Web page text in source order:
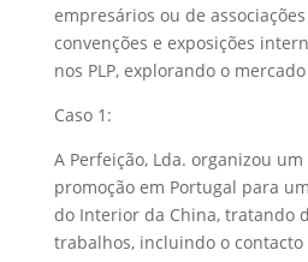
empresários ou de
convenções e exposições
nos PLP, explorando o
Caso 1:
A Perfeição, Lda. organizou
promoção em Portugal para
do Interior da China, tratando
trabalhos, incluindo o